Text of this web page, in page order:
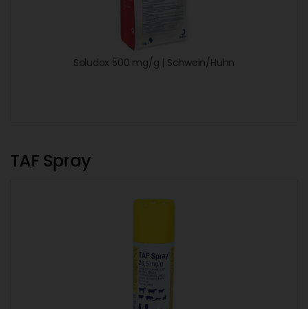
Soludox 500 mg/g | Schwein/Huhn
TAF Spray